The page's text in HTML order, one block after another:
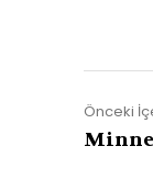
Önceki